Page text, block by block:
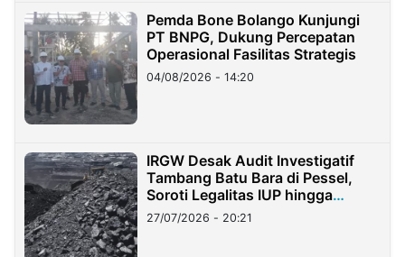
Pemda Bone Bolango Kunjungi
PT BNPG, Dukung Percepatan
Operasional Fasilitas Strategis
04/08/2026 - 14:20
IRGW Desak Audit Investigatif
Tambang Batu Bara di Pessel,
Soroti Legalitas IUP hingga
Stockpile
27/07/2026 - 20:21